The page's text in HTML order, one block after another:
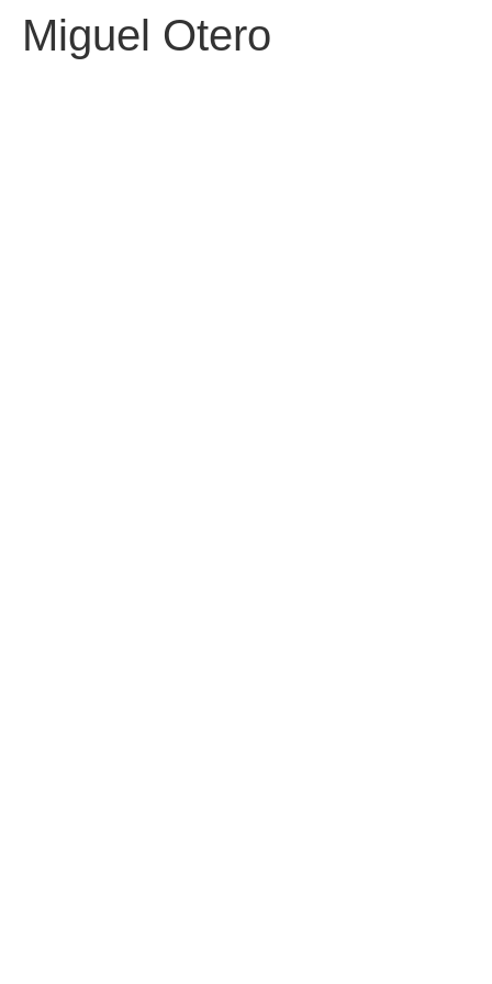
Miguel Otero